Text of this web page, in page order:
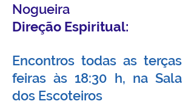
Nogueira
Direção Espiritual:
Encontros todas as terças
feiras às 18:30 h, na Sala
dos Escoteiros